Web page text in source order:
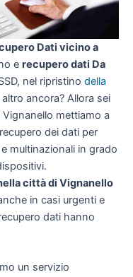
Dati vicino a
e recupero dati Da
nel ripristino della
altro ancora? Allora sei
mettiamo a
dei dati per
multinazionali in grado
città di Vignanello
in casi urgenti e
dati hanno
un servizio